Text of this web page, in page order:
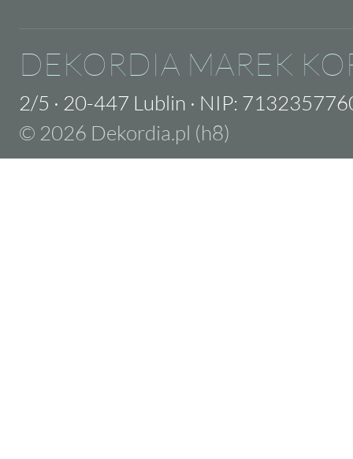
DEKORDIA MAREK
2/5 · 20-447 Lublin · NIP:
© 2026 Dekordia.pl (h8)